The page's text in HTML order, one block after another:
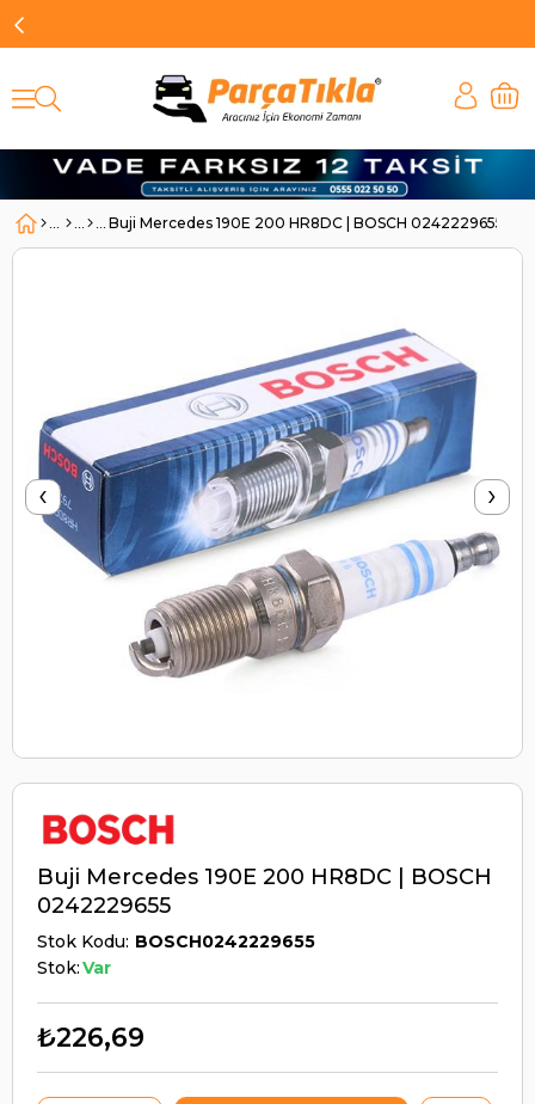
Buji Mercedes 190E 200 HR8DC | BOSCH 0242229655
‹ ›
Buji Mercedes 190E 200 HR8DC | BOSCH
0242229655
Stok Kodu BOSCH0242229655
Stok:Var
₺226,69